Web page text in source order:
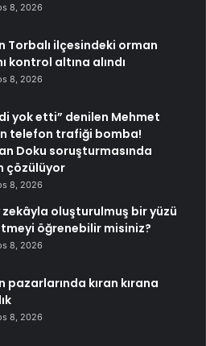
8, 2026
Torbalı ilçesindeki orman
kontrol altına alındı
8, 2026
yok etti” denilen Mehmet
telefon trafiği bomba!
Doku soruşturmasında
çözülüyor
8, 2026
zekâyla oluşturulmuş bir yüzü
öğrenebilir misiniz?
8, 2026
pazarlarında kıran kırana
8, 2026